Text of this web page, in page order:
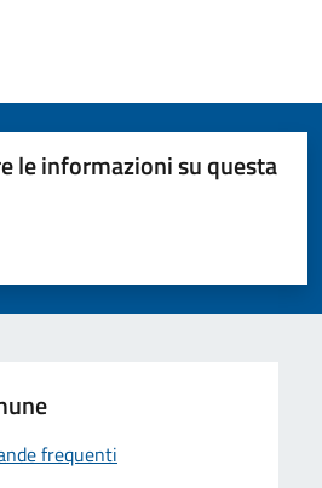
le informazioni su questa
stelle su 5
su 5
5
frequenti